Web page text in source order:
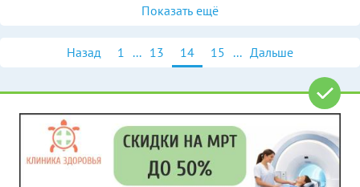
Показать ещё
Назад 1 ... 13 14 15 ... Дальше